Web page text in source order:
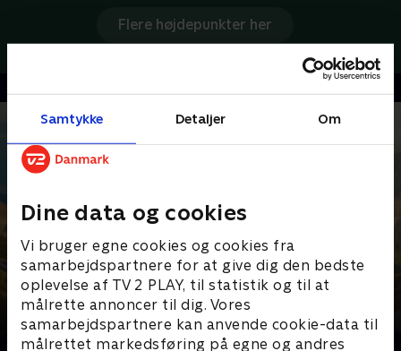
Samtykke Detaljer Om
Dine data og cookies
Vi bruger egne cookies og cookies fra
samarbejdspartnere for at give dig den bedste
oplevelse af TV 2 PLAY, til statistik og til at
målrette annoncer til dig. Vores
samarbejdspartnere kan anvende cookie-data til
målrettet markedsføring på egne og andres
Flere højdepunkter her
Senest tilføjet